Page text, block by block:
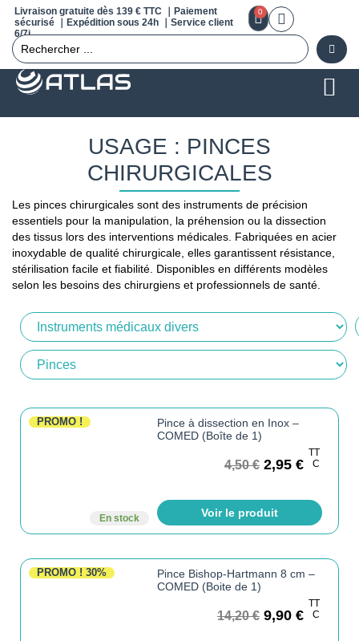
Livraison gratuite dès 139 € TTC ｜Paiement
sécurisé ｜Expédition sous 24h ｜Service client
6/7j
0
USAGE : PINCES
CHIRURGICALES
Les pinces chirurgicales sont des instruments de précision
essentiels pour la manipulation, la préhension ou la dissection
des tissus lors des interventions médicales. Fabriquées en acier
inoxydable de qualité chirurgicale, elles garantissent résistance,
stérilisation facile et fiabilité. Disponibles en différents modèles
selon les besoins des chirurgiens et professionnels de santé.
PROMO !
En stock
Pince à dissection en Inox –
COMED (Boîte de 1)
4,50€ 2,95 €
TT
C
Voir le produit
PROMO ! 30%
Pince Bishop-Hartmann 8 cm –
COMED (Boite de 1)
14,20€ 9,90 €
TT
C